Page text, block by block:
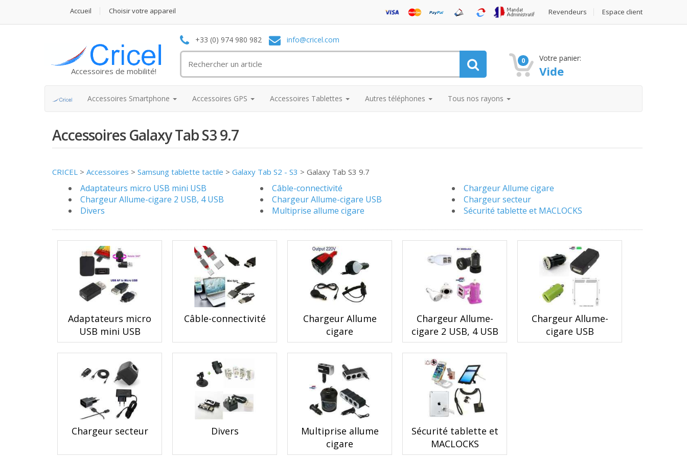
Accueil Choisir votre appareil Revendeurs Espace client
Accessoires de mobilité!
+33 (0) 974 980 982 info@cricel.com
0 Votre panier:
Vide
Accessoires Smartphone Accessoires GPS Accessoires Tablettes Autres téléphones Tous nos rayons
Accessoires Galaxy Tab S3 9.7
CRICEL > Accessoires > Samsung tablette tactile > Galaxy Tab S2 - S3 > Galaxy Tab S3 9.7
Adaptateurs micro USB mini USB Câble-connectivité
Chargeur Allume cigare
Chargeur Allume-cigare 2 USB, 4 USB
Chargeur Allume-cigare USB
Chargeur secteur
Divers
Multiprise allume cigare Sécurité tablette et MACLOCKS
Adaptateurs micro
USB mini USB
Câble-connectivité
Chargeur Allume
cigare
Chargeur Allume-
cigare 2 USB, 4 USB
Chargeur Allume-
cigare USB
Chargeur secteur Divers
Multiprise allume
cigare
Sécurité tablette et
MACLOCKS